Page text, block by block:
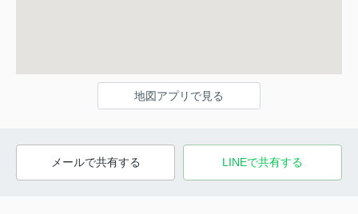
地図アプリで見る
メールで共有する LINEで共有する